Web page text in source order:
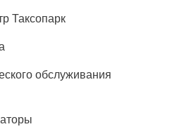
Таксопарк
обслуживания